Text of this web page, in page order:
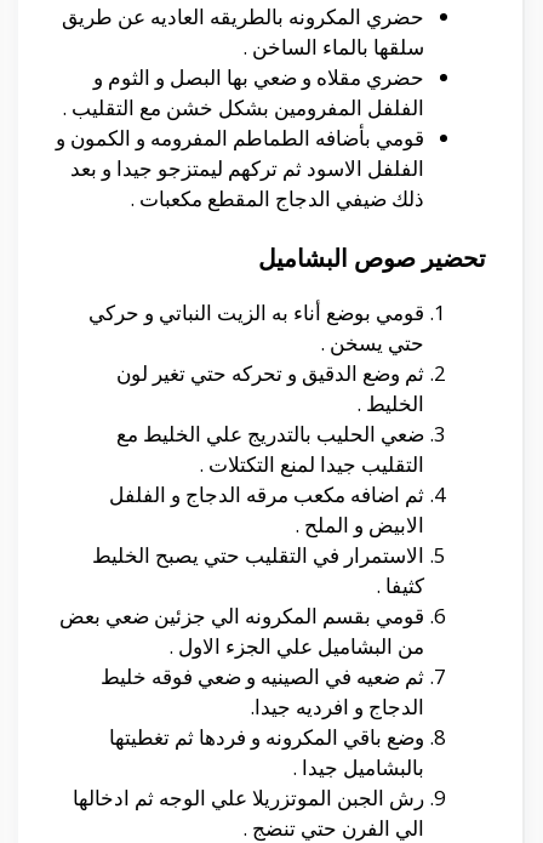
حضري المكرونه بالطريقه العاديه عن طريق
سلقها بالماء الساخن .
حضري مقلاه و ضعي بها البصل و الثوم و
الفلفل المفرومين بشكل خشن مع التقليب .
قومي بأضافه الطماطم المفرومه و الكمون و
الفلفل الاسود ثم تركهم ليمتزجو جيدا و بعد
ذلك ضيفي الدجاج المقطع مكعبات .
تحضير صوص البشاميل
قومي بوضع أناء به الزيت النباتي و حركي
حتي يسخن .
ثم وضع الدقيق و تحركه حتي تغير لون
الخليط .
ضعي الحليب بالتدريج علي الخليط مع
التقليب جيدا لمنع التكتلات .
ثم اضافه مكعب مرقه الدجاج و الفلفل
الابيض و الملح .
الاستمرار في التقليب حتي يصبح الخليط
كثيفا .
قومي بقسم المكرونه الي جزئين ضعي بعض
من البشاميل علي الجزء الاول .
ثم ضعيه في الصينيه و ضعي فوقه خليط
الدجاج و افرديه جيدا.
وضع باقي المكرونه و فردها ثم تغطيتها
بالبشاميل جيدا .
رش الجبن الموتزريلا علي الوجه ثم ادخالها
الي الفرن حتي تنضج .